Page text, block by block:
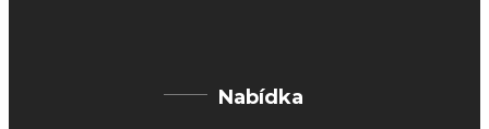
Nabídka